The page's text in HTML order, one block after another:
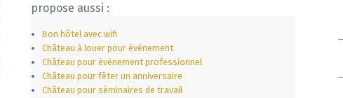
propose aussi :
Bon hôtel avec wifi
Château à louer pour évènement
Château pour évènement professionnel
Château pour fêter un anniversaire
Château pour séminaires de travail